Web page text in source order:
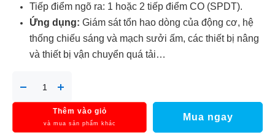
Tiếp điểm ngõ ra: 1 hoặc 2 tiếp điểm CO (SPDT).
Ứng dụng: Giám sát tổn hao dòng của động cơ, hệ
thống chiếu sáng và mạch sưởi ấm, các thiết bị nâng
và thiết bị vận chuyển quá tải…
Thêm vào giỏ
và mua sản phẩm khác
Mua ngay